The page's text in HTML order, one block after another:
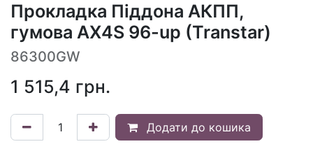
Прокладка Піддона АКПП,
гумова AX4S 96-up (Transtar)
86300GW
1 515,4 грн.
Додати до кошика